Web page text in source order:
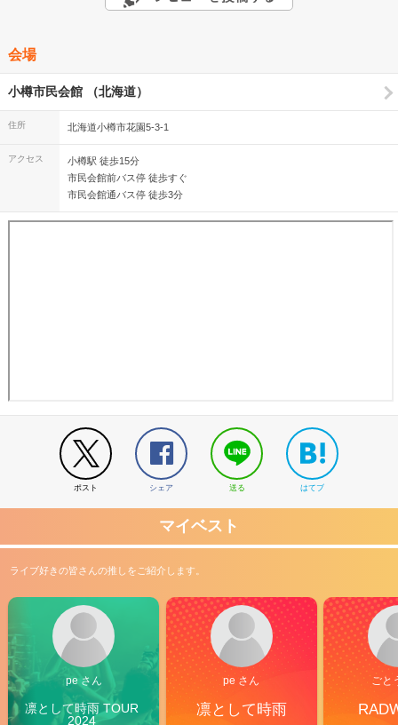
会場
小樽市民会館 （北海道）
住所 北海道小樽市花園5-3-1
アクセス
小樽駅 徒歩15分
市民会館前バス停 徒歩すぐ
市民会館通バス停 徒歩3分
ポスト シェア 送る はてブ
マイベスト
ライブ好きの皆さんの推しをご紹介します。
pe さん
凛として時雨 TOUR
2024
pe さん
凛として時雨
ごと